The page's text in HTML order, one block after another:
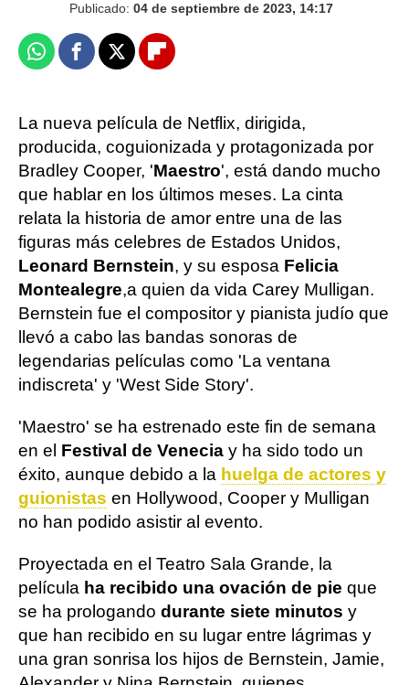
Publicado: 04 de septiembre de 2023, 14:17
WhatsappFacebook
X Flipboard
La nueva película de Netflix, dirigida,
producida, coguionizada y protagonizada por
Bradley Cooper, 'Maestro', está dando mucho
que hablar en los últimos meses. La cinta
relata la historia de amor entre una de las
figuras más celebres de Estados Unidos,
Leonard Bernstein, y su esposa Felicia
Montealegre,a quien da vida Carey Mulligan.
Bernstein fue el compositor y pianista judío que
llevó a cabo las bandas sonoras de
legendarias películas como 'La ventana
indiscreta' y 'West Side Story'.
'Maestro' se ha estrenado este fin de semana
en el Festival de Venecia y ha sido todo un
éxito, aunque debido a la huelga de actores y
guionistas en Hollywood, Cooper y Mulligan
no han podido asistir al evento.
Proyectada en el Teatro Sala Grande, la
película ha recibido una ovación de pie que
se ha prologando durante siete minutos y
que han recibido en su lugar entre lágrimas y
una gran sonrisa los hijos de Bernstein, Jamie,